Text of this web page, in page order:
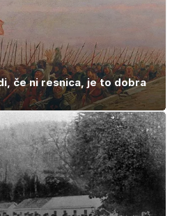
če ni resnica, je to dobra